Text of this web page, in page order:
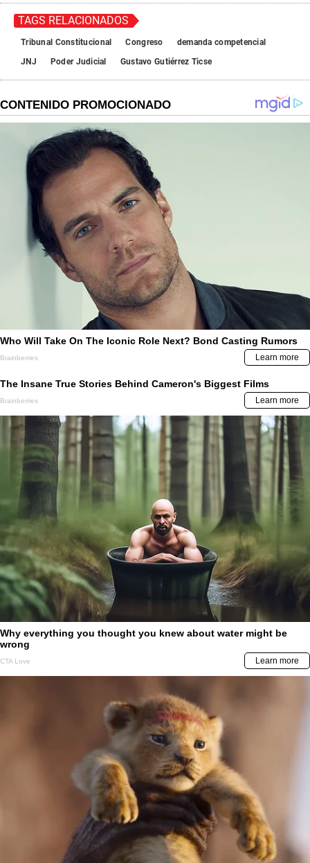
TAGS RELACIONADOS
Tribunal Constitucional Congreso
demanda competencial
JNJ
Poder Judicial Gustavo Gutiérrez Ticse